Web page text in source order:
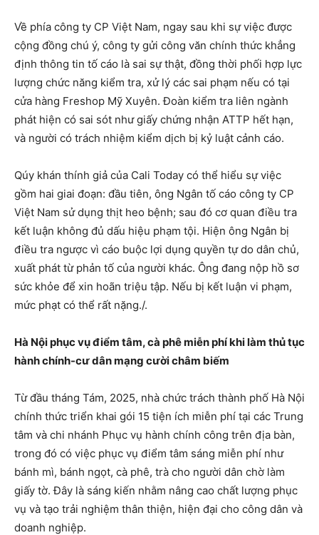
Về phía công ty CP Việt Nam, ngay sau khi sự việc được
cộng đồng chú ý, công ty gửi công văn chính thức khẳng
định thông tin tố cáo là sai sự thật, đồng thời phối hợp lực
lượng chức năng kiểm tra, xử lý các sai phạm nếu có tại
cửa hàng Freshop Mỹ Xuyên. Đoàn kiểm tra liên ngành
phát hiện có sai sót như giấy chứng nhận ATTP hết hạn,
và người có trách nhiệm kiểm dịch bị kỷ luật cảnh cáo.
Qúy khán thính giả của Cali Today có thể hiểu sự việc
gồm hai giai đoạn: đầu tiên, ông Ngân tố cáo công ty CP
Việt Nam sử dụng thịt heo bệnh; sau đó cơ quan điều tra
kết luận không đủ dấu hiệu phạm tội. Hiện ông Ngân bị
điều tra ngược vì cáo buộc lợi dụng quyền tự do dân chủ,
xuất phát từ phản tố của người khác. Ông đang nộp hồ sơ
sức khỏe để xin hoãn triệu tập. Nếu bị kết luận vi phạm,
mức phạt có thể rất nặng./.
Hà Nội phục vụ điểm tâm, cà phê miễn phí khi làm thủ tục
hành chính-cư dân mạng cười châm biếm
Từ đầu tháng Tám, 2025, nhà chức trách thành phố Hà Nội
chính thức triển khai gói 15 tiện ích miễn phí tại các Trung
tâm và chi nhánh Phục vụ hành chính công trên địa bàn,
trong đó có việc phục vụ điểm tâm sáng miễn phí như
bánh mì, bánh ngọt, cà phê, trà cho người dân chờ làm
giấy tờ. Đây là sáng kiến nhằm nâng cao chất lượng phục
vụ và tạo trải nghiệm thân thiện, hiện đại cho công dân và
doanh nghiệp.